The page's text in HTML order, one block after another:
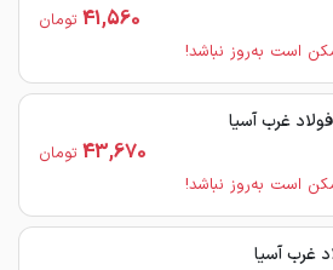
41,560 تومان
است به‌روز نباشد!
43,670 تومان
است به‌روز نباشد!